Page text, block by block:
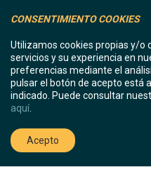
CONSENTIMIENTO COOKIES
Utilizamos cookies propias y/o
servicios y su experiencia en
preferencias mediante el
pulsar el botón de acepto está
indicado. Puede consultar
aquí
Acepto